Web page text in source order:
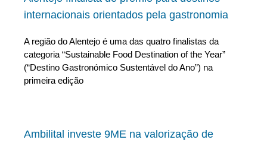
internacionais orientados pela gastronomia
A região do Alentejo é uma das quatro finalistas da
categoria “Sustainable Food Destination of the Year”
(“Destino Gastronómico Sustentável do Ano”) na
primeira edição
Ambilital investe 9ME na valorização de